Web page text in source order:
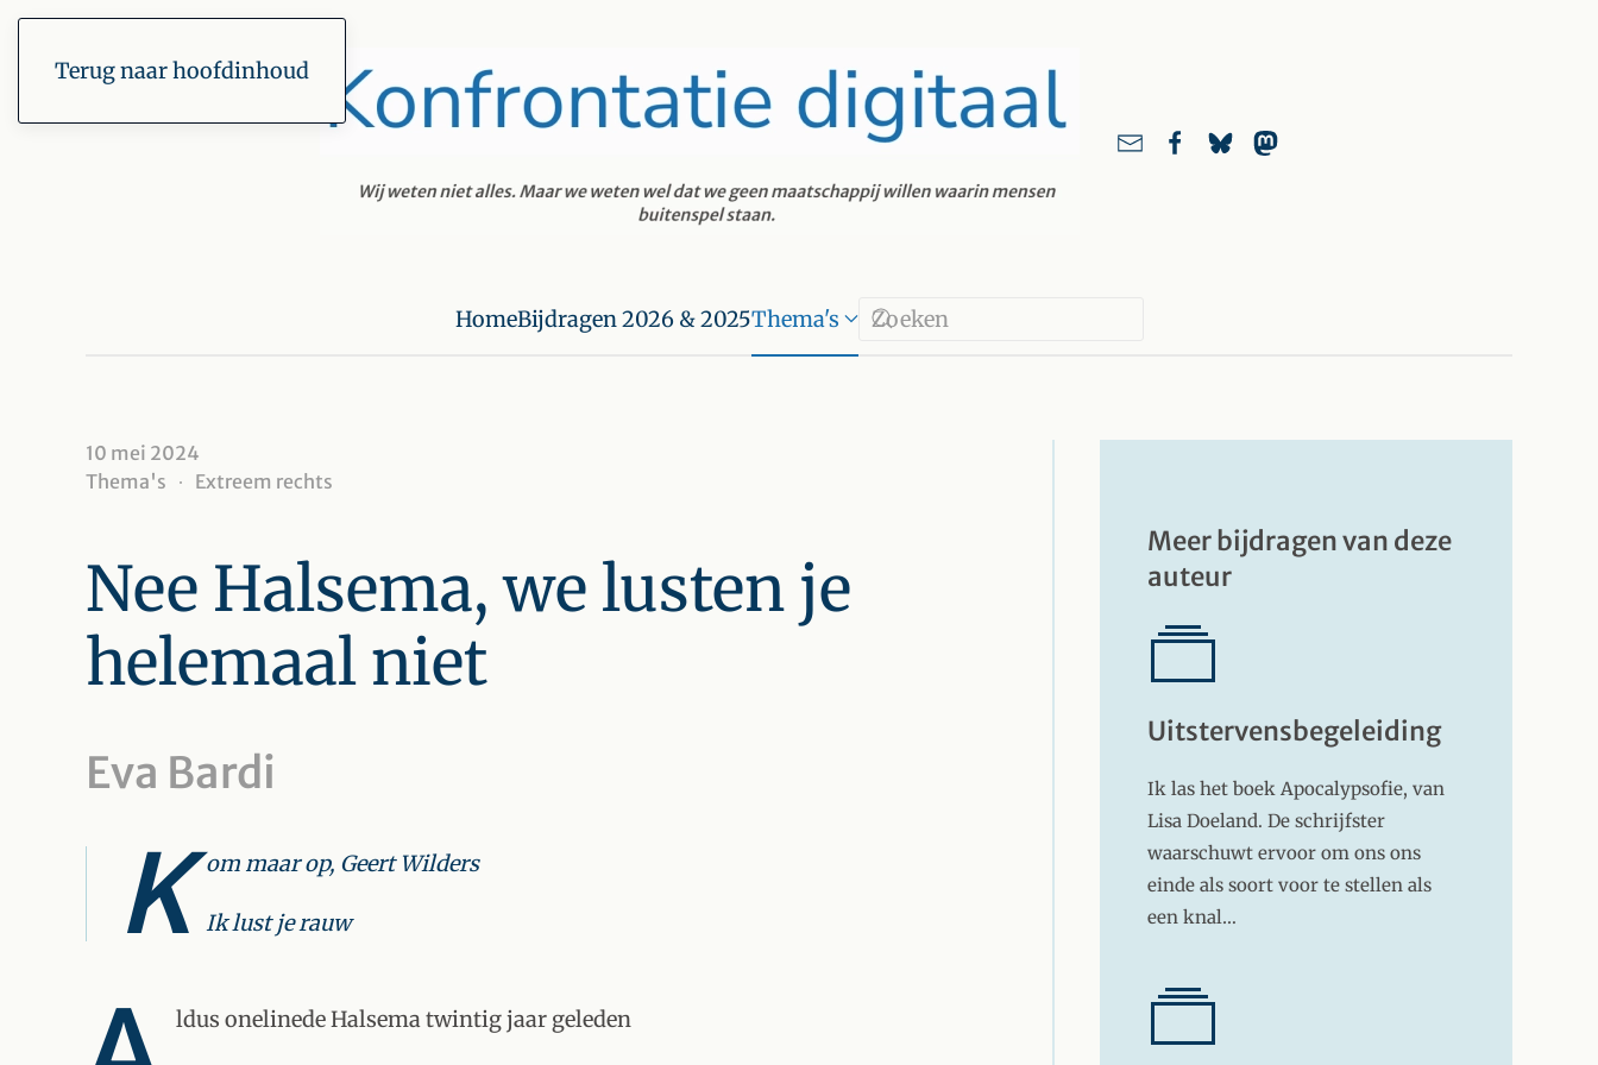
Terug naar hoofdinhoud
HomeBijdragen 2026 & 2025Thema's
10 mei 2024
Thema's
Extreem rechts
Nee Halsema, we lusten je
helemaal niet
Eva Bardi
K om maar op, Geert Wilders
Ik lust je rauw
ldus onelinede Halsema twintig jaar geleden
Meer bijdragen van deze
auteur
Uitstervensbegeleiding
Ik las het boek Apocalypsofie, van
Lisa Doeland. De schrijfster
waarschuwt ervoor om ons ons
einde als soort voor te stellen als
een knal…